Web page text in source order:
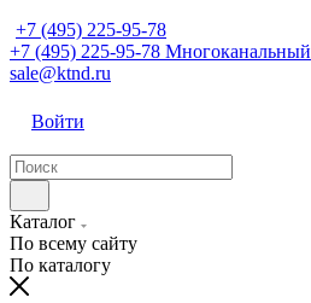
+7 (495) 225-95-78
+7 (495) 225-95-78 Многоканальный
sale@ktnd.ru
Войти
Каталог
По всему сайту
По каталогу